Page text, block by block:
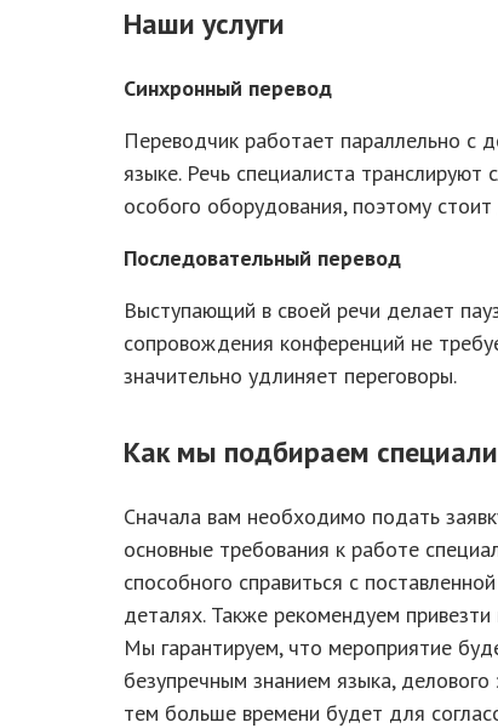
Наши услуги
Синхронный перевод
Переводчик работает параллельно с
языке. Речь специалиста
особого оборудования, поэтому
Последовательный перевод
Выступающий в своей речи делает
сопровождения конференций не
значительно удлиняет переговоры.
Как мы подбираем
Сначала вам необходимо подать
основные требования к работе
способного справиться с
деталях. Также рекомендуем
Мы гарантируем, что мероприятие
безупречным знанием языка,
тем больше времени будет для